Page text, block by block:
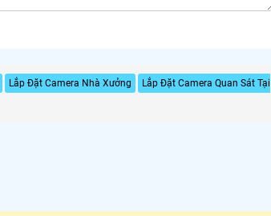
Lắp Đặt Camera Nhà Xưởng
Lắp Đặt Camera Quan Sát Tại